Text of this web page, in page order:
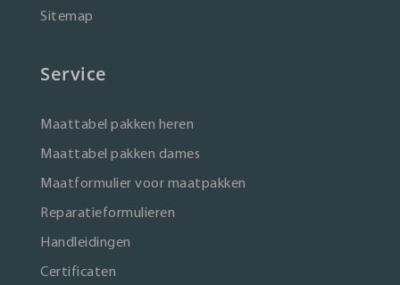
Sitemap
Service
Maattabel pakken heren
Maattabel pakken dames
Maatformulier voor maatpakken
Reparatieformulieren
Handleidingen
Certificaten